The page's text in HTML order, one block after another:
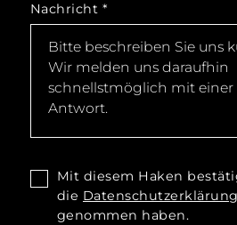
Nachricht *
Mit diesem Haken
die Datenschutzerklärung
genommen haben.